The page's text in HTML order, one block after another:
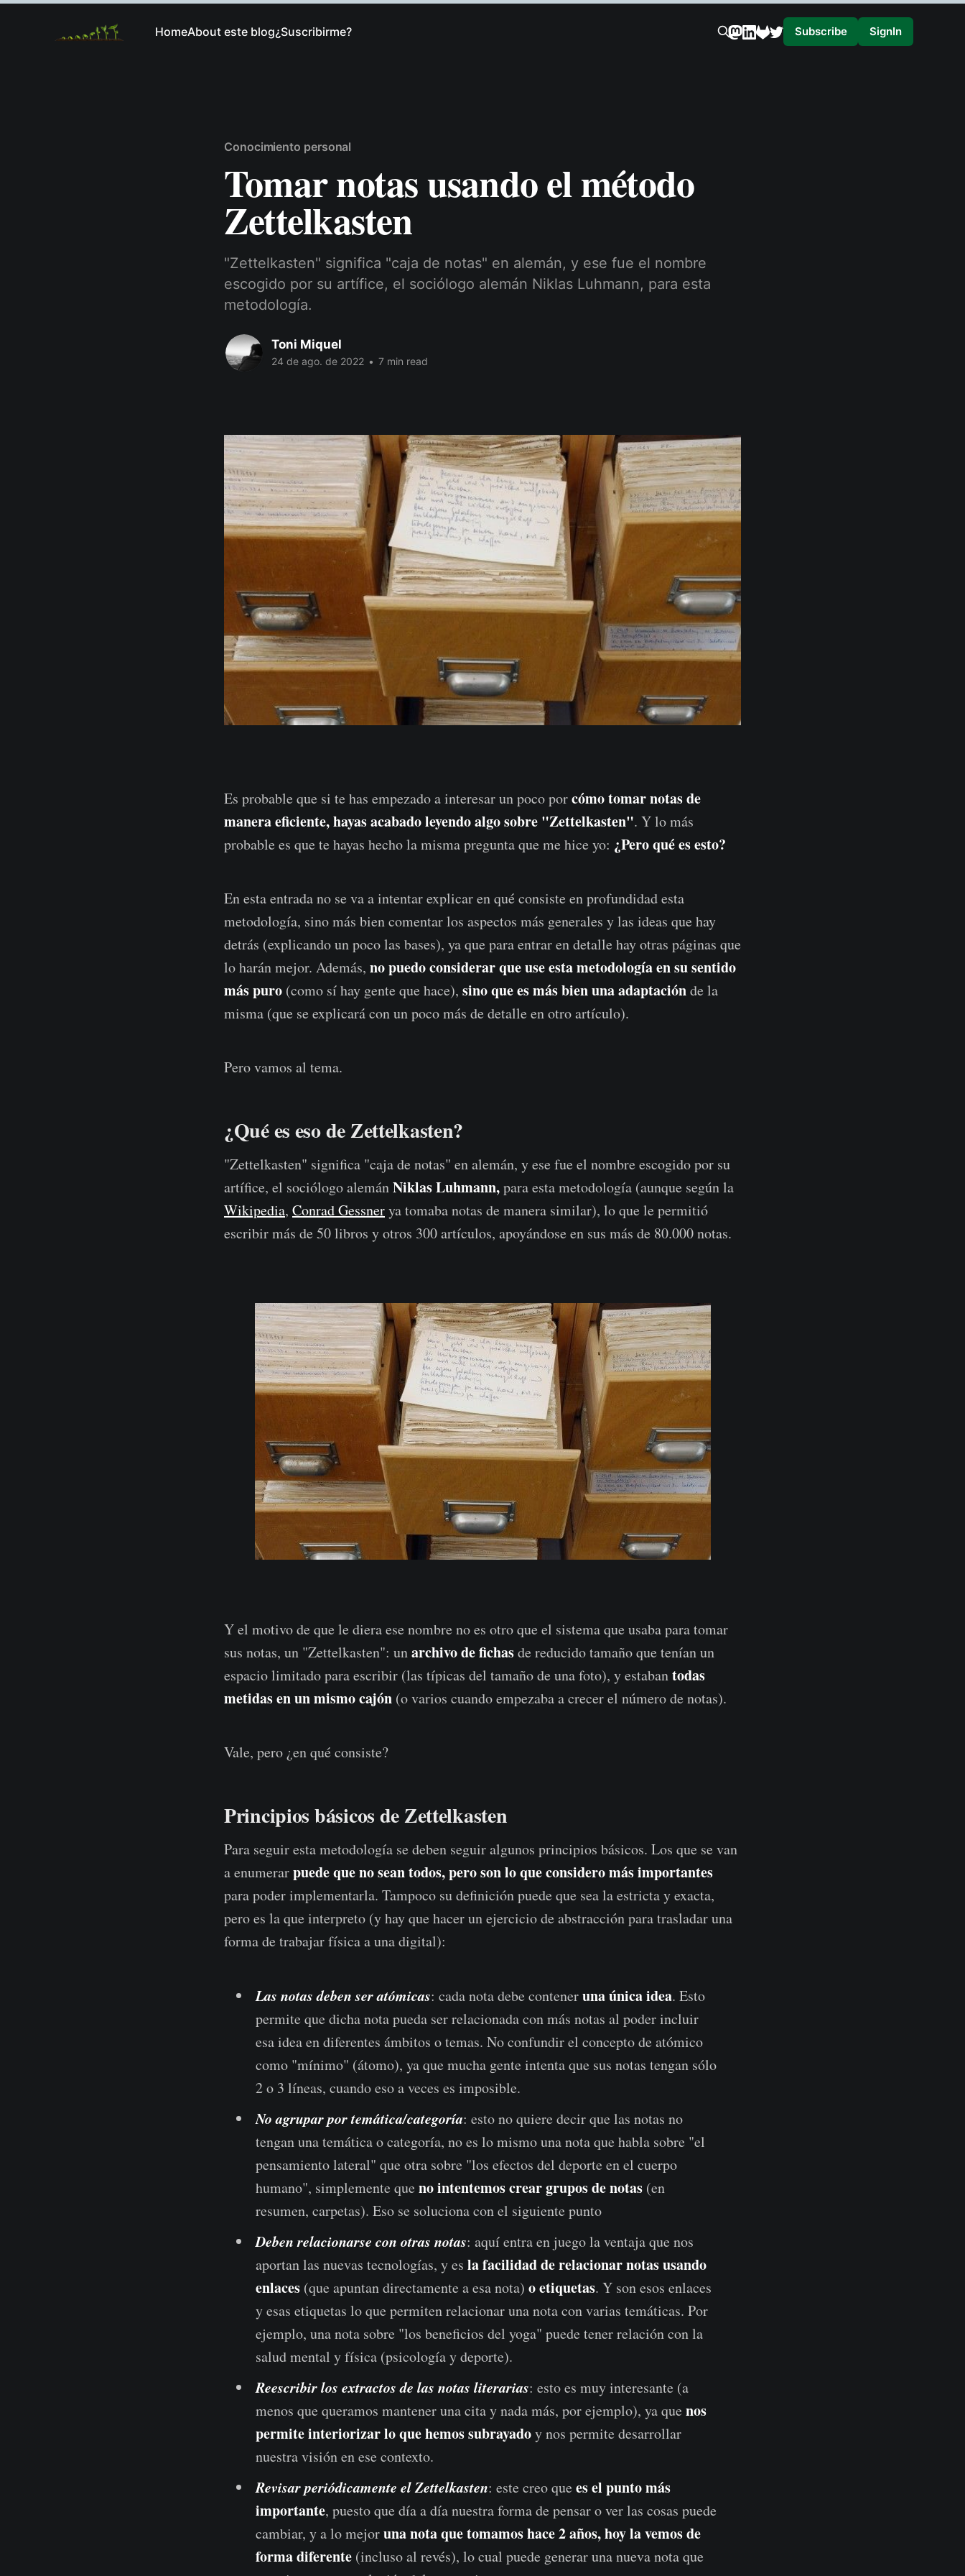
HomeAbout este blog¿Suscribirme? Subscribe SignIn
Conocimiento personal
Tomar notas usando el método
Zettelkasten
"Zettelkasten" significa "caja de notas" en alemán, y ese fue el nombre
escogido por su artífice, el sociólogo alemán Niklas Luhmann, para esta
metodología.
Toni Miquel
24 de ago. de 2022 • 7 min read
Es probable que si te has empezado a interesar un poco porcómo tomar notas de
manera eficiente, hayas acabado leyendo algo sobre "Zettelkasten". Y lo más
probable es que te hayas hecho la misma pregunta que me hice yo: ¿Pero qué es esto?
En esta entrada no se va a intentar explicar en qué consiste en profundidad esta
metodología, sino más bien comentar los aspectos más generales y las ideas que hay
detrás (explicando un poco las bases), ya que para entrar en detalle hay otras páginas que
lo harán mejor. Además, no puedo considerar que use esta metodología en su sentido
más puro (como sí hay gente que hace), sino que es más bien una adaptaciónde la
misma (que se explicará con un poco más de detalle en otro artículo).
Pero vamos al tema.
¿Qué es eso de Zettelkasten?
"Zettelkasten" significa "caja de notas" en alemán, y ese fue el nombre escogido por su
artífice, el sociólogo alemánNiklas Luhmann,para esta metodología (aunque según la
Wikipedia, Conrad Gessnerya tomaba notas de manera similar), lo que le permitió
escribir más de 50 libros y otros 300 artículos, apoyándose en sus más de 80.000 notas.
Y el motivo de que le diera ese nombre no es otro que el sistema que usaba para tomar
sus notas, un "Zettelkasten": unarchivo de fichasde reducido tamaño que tenían un
espacio limitado para escribir (las típicas del tamaño de una foto), y estabantodas
metidas en un mismo cajón (o varios cuando empezaba a crecer el número de notas).
Vale, pero ¿en qué consiste?
Principios básicos de Zettelkasten
Para seguir esta metodología se deben seguir algunos principios básicos. Los que se van
a enumerarpuede que no sean todos, pero son lo que considero más importantes
para poder implementarla. Tampoco su definición puede que sea la estricta y exacta,
pero es la que interpreto (y hay que hacer un ejercicio de abstracción para trasladar una
forma de trabajar física a una digital):
Las notas deben ser atómicas: cada nota debe conteneruna única idea. Esto
permite que dicha nota pueda ser relacionada con más notas al poder incluir
esa idea en diferentes ámbitos o temas. No confundir el concepto de atómico
como "mínimo" (átomo), ya que mucha gente intenta que sus notas tengan sólo
2 o 3 líneas, cuando eso a veces es imposible.
No agrupar por temática/categoría: esto no quiere decir que las notas no
tengan una temática o categoría, no es lo mismo una nota que habla sobre "el
pensamiento lateral" que otra sobre "los efectos del deporte en el cuerpo
humano", simplemente que no intentemos crear grupos de notas (en
resumen, carpetas). Eso se soluciona con el siguiente punto
Deben relacionarse con otras notas: aquí entra en juego la ventaja que nos
aportan las nuevas tecnologías, y es la facilidad de relacionar notas usando
enlaces (que apuntan directamente a esa nota) o etiquetas. Y son esos enlaces
y esas etiquetas lo que permiten relacionar una nota con varias temáticas. Por
ejemplo, una nota sobre "los beneficios del yoga" puede tener relación con la
salud mental y física (psicología y deporte).
Reescribir los extractos de las notas literarias: esto es muy interesante (a
menos que queramos mantener una cita y nada más, por ejemplo), ya que nos
permite interiorizar lo que hemos subrayadoy nos permite desarrollar
nuestra visión en ese contexto.
Revisar periódicamente el Zettelkasten: este creo que es el punto más
importante, puesto que día a día nuestra forma de pensar o ver las cosas puede
cambiar, y a lo mejoruna nota que tomamos hace 2 años, hoy la vemos de
forma diferente (incluso al revés), lo cual puede generar una nueva nota que